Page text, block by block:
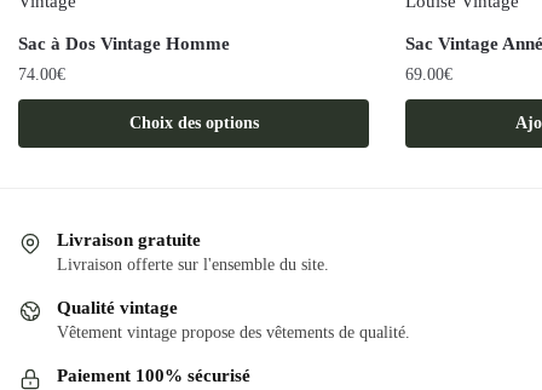
Sac à Dos Vintage Homme
74.00€
Choix des options
produit
variations.
peuvent
choisies
Sac Vintage
69.00€
Livraison gratuite
Livraison offerte sur l'ensemble du site.
Qualité vintage
Vêtement vintage propose des vêtements de qualité.
Paiement 100% sécurisé